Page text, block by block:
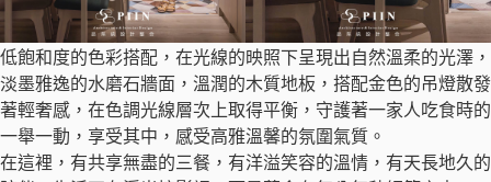
低飽和度的色彩搭配，在光線的映照下呈現出自然溫柔的光澤，
淡墨雅逸的水磨石牆面，溫潤的木質地板，搭配金色的吊燈散發
著輕奢感，在色調光線層次上取得平衡，守護著一家人吃食時的
一舉一動，享受其中，感受高雅溫馨的氛圍氣質。
在這裡，有共享無盡的三餐，有洋溢笑容的溫情，有天長地久的